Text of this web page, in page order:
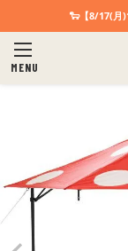
🐑【8/17(月
MENU